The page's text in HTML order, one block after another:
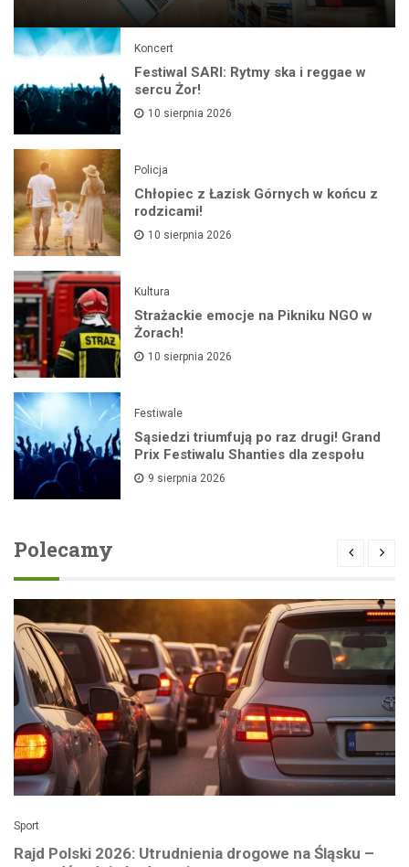
Koncert
Festiwal SARI: Rytmy ska i reggae w
sercu Żor!
10 sierpnia 2026
Policja
Chłopiec z Łazisk Górnych w końcu z
rodzicami!
10 sierpnia 2026
Kultura
Strażackie emocje na Pikniku NGO w
Żorach!
10 sierpnia 2026
Festiwale
Sąsiedzi triumfują po raz drugi! Grand
Prix Festiwalu Shanties dla zespołu
9 sierpnia 2026
Polecamy
Sport
Rajd Polski 2026: Utrudnienia drogowe na Śląsku –